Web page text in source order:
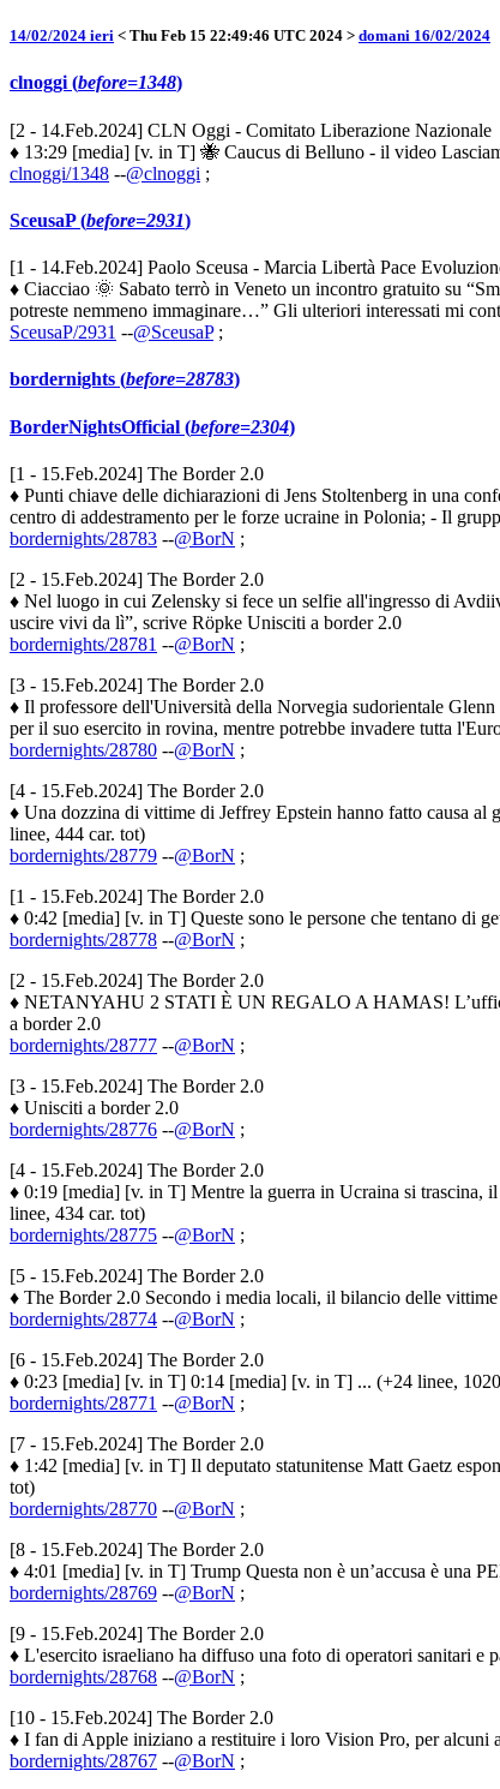
14/02/2024 ieri < Thu Feb 15 22:49:46 UTC 2024 > domani 16/02/2024
clnoggi (before=1348)
[2 - 14.Feb.2024] CLN Oggi - Comitato Liberazione Nazionale
♦ 13:29 [media] [v. in T] 🐝 Caucus di Belluno - il video
clnoggi/1348 --@clnoggi ;
SceusaP (before=2931)
[1 - 14.Feb.2024] Paolo Sceusa - Marcia Libertà Pace
♦ Ciacciao 🌞 Sabato terrò in Veneto un incontro gratuito su
potreste nemmeno immaginare…” Gli ulteriori interessati mi
SceusaP/2931 --@SceusaP;
bordernights (before=28783)
BorderNightsOfficial (before=2304)
[1 - 15.Feb.2024] The Border 2.0
♦ Punti chiave delle dichiarazioni di Jens Stoltenberg in una
centro di addestramento per le forze ucraine in Polonia; - Il
bordernights/28783 --@BorN ;
[2 - 15.Feb.2024] The Border 2.0
♦ Nel luogo in cui Zelensky si fece un selfie all'ingresso di
uscire vivi da lì”, scrive Röpke Unisciti a border 2.0
bordernights/28781 --@BorN ;
[3 - 15.Feb.2024] The Border 2.0
♦ Il professore dell'Università della Norvegia sudorientale
per il suo esercito in rovina, mentre potrebbe invadere tutta
bordernights/28780 --@BorN ;
[4 - 15.Feb.2024] The Border 2.0
♦ Una dozzina di vittime di Jeffrey Epstein hanno fatto causa
linee, 444 car. tot)
bordernights/28779 --@BorN ;
[1 - 15.Feb.2024] The Border 2.0
♦ 0:42 [media] [v. in T] Queste sono le persone che tentano di
bordernights/28778 --@BorN ;
[2 - 15.Feb.2024] The Border 2.0
♦ NETANYAHU 2 STATI È UN REGALO A HAMAS!
a border 2.0
bordernights/28777 --@BorN ;
[3 - 15.Feb.2024] The Border 2.0
♦ Unisciti a border 2.0
bordernights/28776 --@BorN ;
[4 - 15.Feb.2024] The Border 2.0
♦ 0:19 [media] [v. in T] Mentre la guerra in Ucraina si
linee, 434 car. tot)
bordernights/28775 --@BorN ;
[5 - 15.Feb.2024] The Border 2.0
♦ The Border 2.0 Secondo i media locali, il bilancio delle
bordernights/28774 --@BorN ;
[6 - 15.Feb.2024] The Border 2.0
♦ 0:23 [media] [v. in T] 0:14 [media] [v. in T] ... (+24 linee,
bordernights/28771 --@BorN ;
[7 - 15.Feb.2024] The Border 2.0
♦ 1:42 [media] [v. in T] Il deputato statunitense Matt Gaetz
tot)
bordernights/28770 --@BorN ;
[8 - 15.Feb.2024] The Border 2.0
♦ 4:01 [media] [v. in T] Trump Questa non è un’accusa è una
bordernights/28769 --@BorN ;
[9 - 15.Feb.2024] The Border 2.0
♦ L'esercito israeliano ha diffuso una foto di operatori sanitari e
bordernights/28768 --@BorN ;
[10 - 15.Feb.2024] The Border 2.0
♦ I fan di Apple iniziano a restituire i loro Vision Pro, per alcuni
bordernights/28767 --@BorN ;